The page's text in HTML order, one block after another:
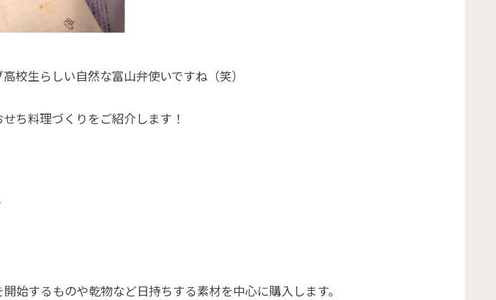
生らしい自然な富山弁使いですね（笑）
ち料理づくりをご紹介します！
始するものや乾物など日持ちする素材を中心に購入します。